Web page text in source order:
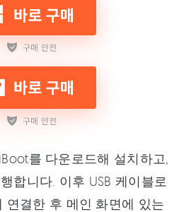
를 다운로드해 설치하고,
합니다. 이후 USB 케이블로
연결한 후 메인 화면에 있는